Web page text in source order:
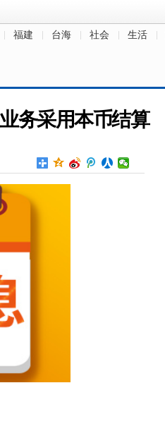
福建 台海 社会 生活
务采用本币结算